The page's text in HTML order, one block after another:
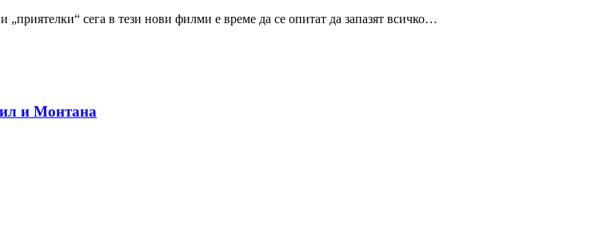
сега в тези нови филми е време да се опитат да запазят всичко…
и Монтана